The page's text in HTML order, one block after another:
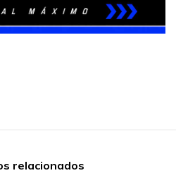
relacionados